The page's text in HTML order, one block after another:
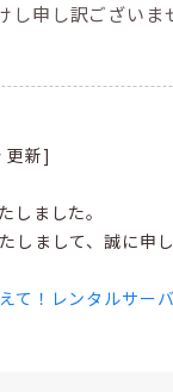
し申し訳ござい
更新]
しました。
しまして、誠に申
えて！レンタルサー